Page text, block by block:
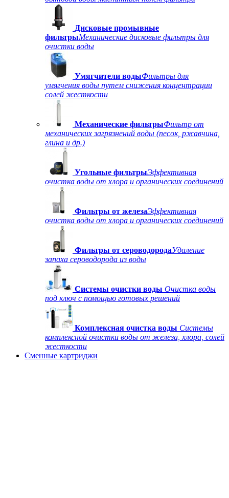
Дисковые промывные
фильтрыМеханические дисковые фильтры для
очистки воды
Умягчители водыФильтры для
умягчения воды путем снижения концентрации
солей жесткости
Механические фильтрыФильтр от
механических загрязнений воды (песок, ржавчина,
глина и др.)
Угольные фильтрыЭффективная
очистка воды от хлора и органических соединений
Фильтры от железаЭффективная
очистка воды от хлора и органических соединений
Фильтры от сероводородаУдаление
запаха сероводорода из воды
Системы очистки воды Очистка воды
под ключ с помощью готовых решений
Комплексная очистка воды Системы
комплексной очистки воды от железа, хлора, солей
жесткости
Сменные картриджи